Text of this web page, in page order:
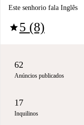
Este senhorio fala Inglês
star5 (8)
62
Anúncios publicados
17
Inquilinos